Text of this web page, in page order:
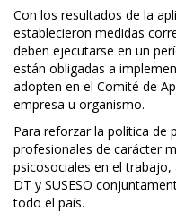
Con los resultados de la
establecieron medidas
deben ejecutarse en un
están obligadas a
adopten en el Comité de
empresa u organismo.
Para reforzar la política de
profesionales de carácter
psicosociales en el
DT y SUSESO
todo el país.